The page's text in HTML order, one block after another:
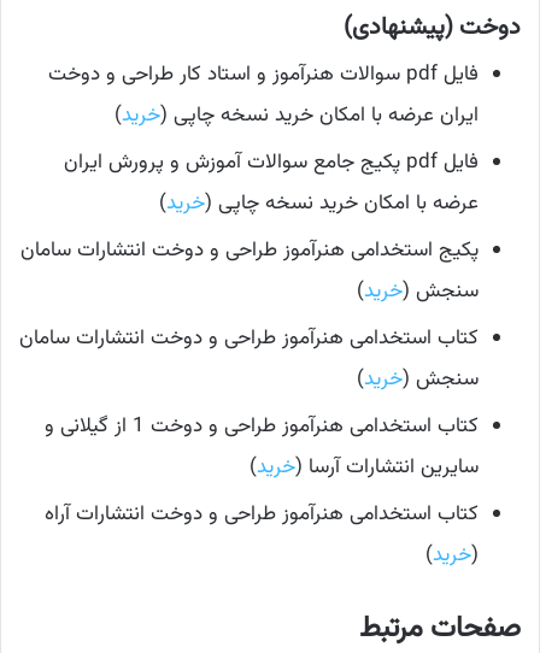
دوخت (پیشنهادی)
فایل pdf سوالات هنرآموز و استاد کار طراحی و دوخت
ایران عرضه با امکان خرید نسخه چاپی (خرید)
فایل pdf پکیج جامع سوالات آموزش و پرورش ایران
عرضه با امکان خرید نسخه چاپی (خرید)
پکیج استخدامی هنرآموز طراحی و دوخت انتشارات سامان
سنجش (خرید)
کتاب استخدامی هنرآموز طراحی و دوخت انتشارات سامان
سنجش (خرید)
کتاب استخدامی هنرآموز طراحی و دوخت 1 از گیلانی و
سایرین انتشارات آرسا (خرید)
کتاب استخدامی هنرآموز طراحی و دوخت انتشارات آراه
(خرید)
صفحات مرتبط